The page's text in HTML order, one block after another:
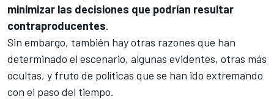
minimizar las decisiones que podrían resultar
contraproducentes.
Sin embargo, también hay otras razones que han
determinado el escenario, algunas evidentes, otras más
ocultas, y fruto de políticas que se han ido extremando
con el paso del tiempo.